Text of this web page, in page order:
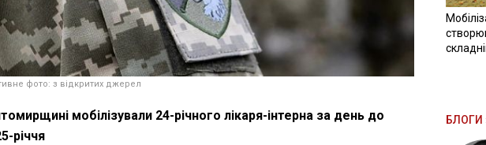
фото: з відкритих джерел
мобілізували 24-річного лікаря-інтерна за день до
річчя
БЛОГИ